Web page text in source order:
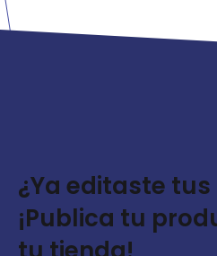
¿Ya editaste
¡Publica tu